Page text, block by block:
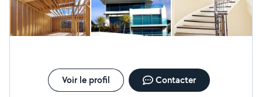
Voir le profil Contacter